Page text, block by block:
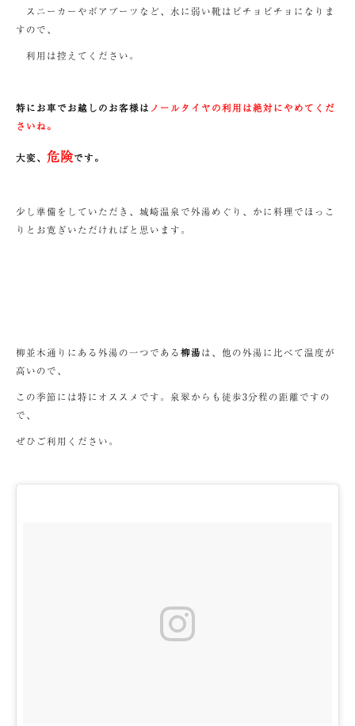
スニーカーやボアブーツなど、水に弱い靴はビチョビチョになりま
すので、
利用は控えてください。
特にお車でお越しのお客様は ノールタイヤの利用は絶対にやめてくだ
さいね。
大変、 危険です。
少し準備をしていただき、城崎温泉で外湯めぐり、かに料理でほっこ
りとお寛ぎいただければと思います。
柳並木通りにある外湯の一つである柳湯は、他の外湯に比べて温度が
高いので、
この季節には特にオススメです。泉翠からも徒歩3分程の距離ですの
で、
ぜひご利用ください。